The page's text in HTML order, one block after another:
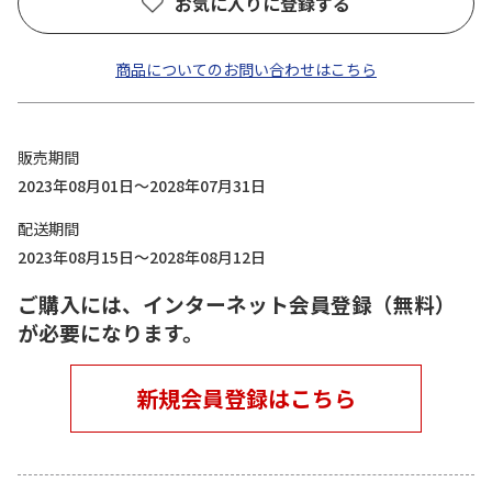
商品についてのお問い合わせはこちら
販売期間
2023年08月01日～2028年07月31日
配送期間
2023年08月15日～2028年08月12日
ご購入には、インターネット会員登録（無料）
が必要になります。
新規会員登録はこちら